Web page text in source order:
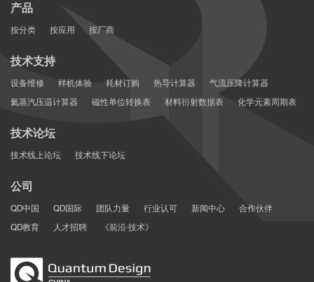
大鼠肾小球：
产品
按分类 按应用 按厂商
技术支持
设备维修 样机体验 耗材订购 热导计算器
气流压降计算器
氦蒸汽压温计算器
磁性单位转换表 材料衍射数据表 化学元素周期表
技术论坛
技术线上论坛 技术线下论坛
公司
QD中国 QD国际 团队力量 行业认可 新闻中心
合作伙伴
QD教育
人才招聘 《前沿·技术》